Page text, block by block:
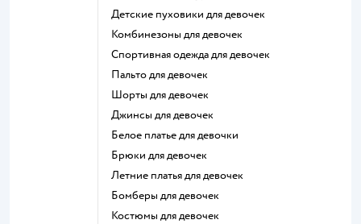
Детские пуховики для девочек
Комбинезоны для девочек
Спортивная одежда для девочек
Пальто для девочек
Шорты для девочек
Джинсы для девочек
Белое платье для девочки
Брюки для девочек
Летние платья для девочек
Бомберы для девочек
Костюмы для девочек